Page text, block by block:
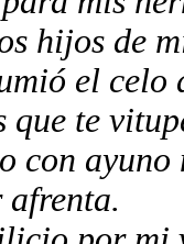
hijos de
el celo
que te
con ayuno
afrenta.